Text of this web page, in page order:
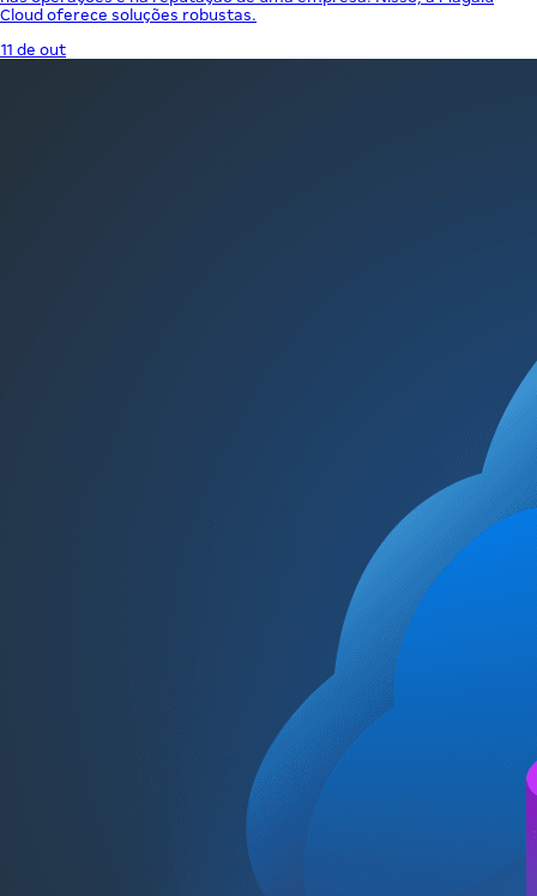
Cloud oferece soluções robustas.
11 de out